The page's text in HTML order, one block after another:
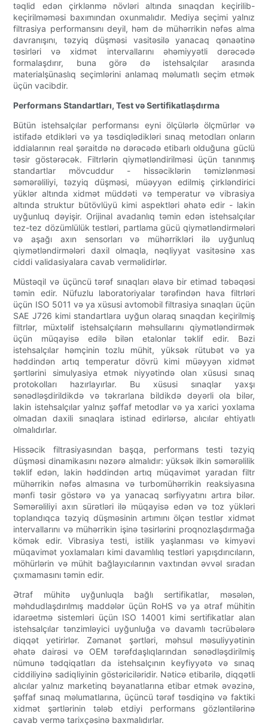
təqlid edən çirklənmə növləri altında sınaqdan keçirilib-
keçirilməməsi baxımından oxunmalıdır. Mediya seçimi yalnız
filtrasiya performansını deyil, həm də mühərrikin nəfəs alma
davranışını, təzyiq düşməsi vasitəsilə yanacaq qənaətinə
təsirləri və xidmət intervallarını əhəmiyyətli dərəcədə
formalaşdırır, buna görə də istehsalçılar arasında
materialşünaslıq seçimlərini anlamaq məlumatlı seçim etmək
üçün vacibdir.
Performans Standartları, Test və Sertifikatlaşdırma
Bütün istehsalçılar performansı eyni ölçülərlə ölçmürlər və
istifadə etdikləri və ya təsdiqlədikləri sınaq metodları onların
iddialarının real şəraitdə nə dərəcədə etibarlı olduğuna güclü
təsir göstərəcək. Filtrlərin qiymətləndirilməsi üçün tanınmış
standartlar mövcuddur - hissəciklərin təmizlənməsi
səmərəliliyi, təzyiq düşməsi, müəyyən edilmiş çirkləndirici
yüklər altında xidmət müddəti və temperatur və vibrasiya
altında struktur bütövlüyü kimi aspektləri əhatə edir - lakin
uyğunluq dəyişir. Orijinal avadanlıq təmin edən istehsalçılar
tez-tez dözümlülük testləri, partlama gücü qiymətləndirmələri
və aşağı axın sensorları və mühərrikləri ilə uyğunluq
qiymətləndirmələri daxil olmaqla, nəqliyyat vasitəsinə xas
ciddi validasiyalara cavab verməlidirlər.
Müstəqil və üçüncü tərəf sınaqları əlavə bir etimad təbəqəsi
təmin edir. Nüfuzlu laboratoriyalar tərəfindən hava filtrləri
üçün ISO 5011 və ya xüsusi avtomobil filtrasiya sınaqları üçün
SAE J726 kimi standartlara uyğun olaraq sınaqdan keçirilmiş
filtrlər, müxtəlif istehsalçıların məhsullarını qiymətləndirmək
üçün müqayisə edilə bilən etalonlar təklif edir. Bəzi
istehsalçılar həmçinin tozlu mühit, yüksək rütubət və ya
həddindən artıq temperatur dövrü kimi müəyyən xidmət
şərtlərini simulyasiya etmək niyyətində olan xüsusi sınaq
protokolları hazırlayırlar. Bu xüsusi sınaqlar yaxşı
sənədləşdirildikdə və təkrarlana bildikdə dəyərli ola bilər,
lakin istehsalçılar yalnız şəffaf metodlar və ya xarici yoxlama
olmadan daxili sınaqlara istinad edirlərsə, alıcılar ehtiyatlı
olmalıdırlar.
Hissəcik filtrasiyasından başqa, performans testi təzyiq
düşməsi dinamikasını nəzərə almalıdır: yüksək ilkin səmərəlilik
təklif edən, lakin həddindən artıq müqavimət yaradan filtr
mühərrikin nəfəs almasına və turbomühərrikin reaksiyasına
mənfi təsir göstərə və ya yanacaq sərfiyyatını artıra bilər.
Səmərəliliyi axın sürətləri ilə müqayisə edən və toz yükləri
toplandıqca təzyiq düşməsinin artımını ölçən testlər xidmət
intervallarını və mühərrikin işinə təsirlərini proqnozlaşdırmağa
kömək edir. Vibrasiya testi, istilik yaşlanması və kimyəvi
müqavimət yoxlamaları kimi davamlılıq testləri yapışdırıcıların,
möhürlərin və mühit bağlayıcılarının vaxtından əvvəl sıradan
çıxmamasını təmin edir.
Ətraf mühitə uyğunluqla bağlı sertifikatlar, məsələn,
məhdudlaşdırılmış maddələr üçün RoHS və ya ətraf mühitin
idarəetmə sistemləri üçün ISO 14001 kimi sertifikatlar alan
istehsalçılar tənzimləyici uyğunluğa və davamlı təcrübələrə
diqqət yetirirlər. Zəmanət şərtləri, məhsul məsuliyyətinin
əhatə dairəsi və OEM tərəfdaşlıqlarından sənədləşdirilmiş
nümunə tədqiqatları da istehsalçının keyfiyyətə və sınaq
ciddiliyinə sadiqliyinin göstəriciləridir. Nəticə etibarilə, diqqətli
alıcılar yalnız marketinq bəyanatlarına etibar etmək əvəzinə,
şəffaf sınaq məlumatlarına, üçüncü tərəf təsdiqinə və faktiki
xidmət şərtlərinin tələb etdiyi performans gözləntilərinə
cavab vermə tarixçəsinə baxmalıdırlar.